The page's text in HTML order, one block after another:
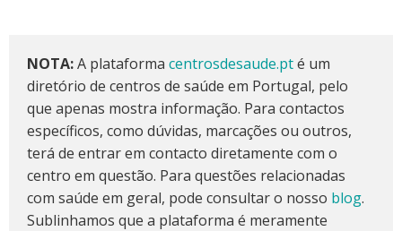
NOTA:A plataforma centrosdesaude.pté um
diretório de centros de saúde em Portugal, pelo
que apenas mostra informação. Para contactos
específicos, como dúvidas, marcações ou outros,
terá de entrar em contacto diretamente com o
centro em questão. Para questões relacionadas
com saúde em geral, pode consultar o nosso blog.
Sublinhamos que a plataforma é meramente